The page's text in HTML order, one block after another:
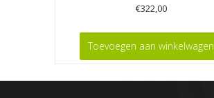
€322,00
Toevoegen aan winkelwagen